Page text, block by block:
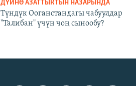
ДҮЙНӨ АЗАТТЫКТЫН НАЗАРЫНДА
Түндүк Ооганстандагы чабуулдар
"Талибан" үчүн чоң сынообу?